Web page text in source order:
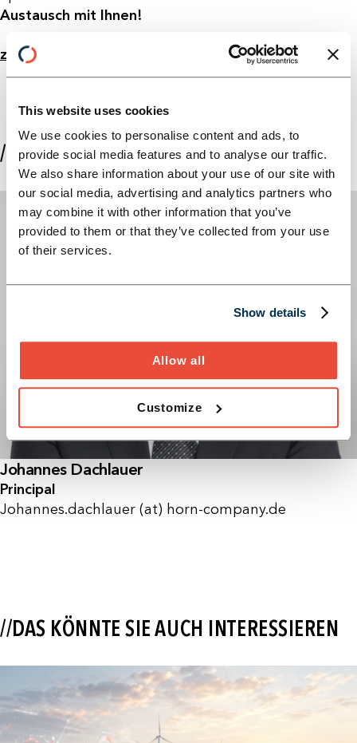
This website uses cookies
We use cookies to personalise content and ads, to
provide social media features and to analyse our traffic.
We also share information about your use of our site with
our social media, advertising and analytics partners who
may combine it with other information that you’ve
provided to them or that they’ve collected from your use
of their services.
Show details
Allow all
Customize
Austausch mit Ihnen!
zum E-paper
//ÜBER DIE AUTOR:INNEN
Johannes Dachlauer
Principal
Johannes.dachlauer (at) horn-company.de
//DAS KÖNNTE SIE AUCH INTERESSIEREN